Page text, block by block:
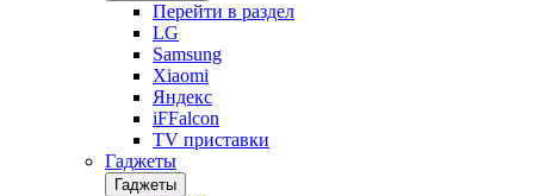
Перейти в раздел
LG
Samsung
Xiaomi
Яндекс
iFFalcon
TV приставки
Гаджеты
Гаджеты